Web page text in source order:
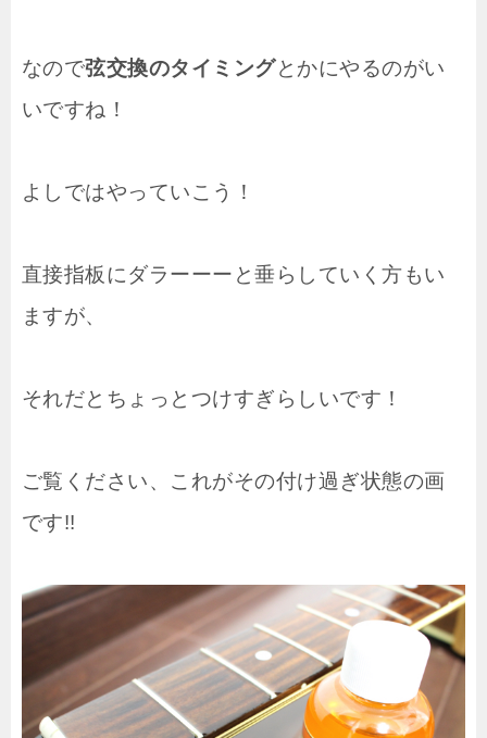
なので弦交換のタイミングとかにやるのがい
いですね！
よしではやっていこう！
直接指板にダラーーーと垂らしていく方もい
ますが、
それだとちょっとつけすぎらしいです！
ご覧ください、これがその付け過ぎ状態の画
です!!